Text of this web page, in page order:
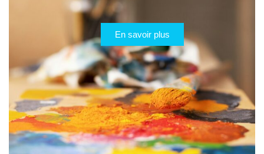
En savoir plus